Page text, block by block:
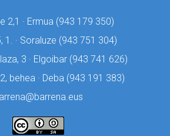
2,1 · Ermua (943 179 350)
1. · Soraluze (943 751 304)
3 · Elgoibar (943 741 626)
behea · Deba (943 191 383)